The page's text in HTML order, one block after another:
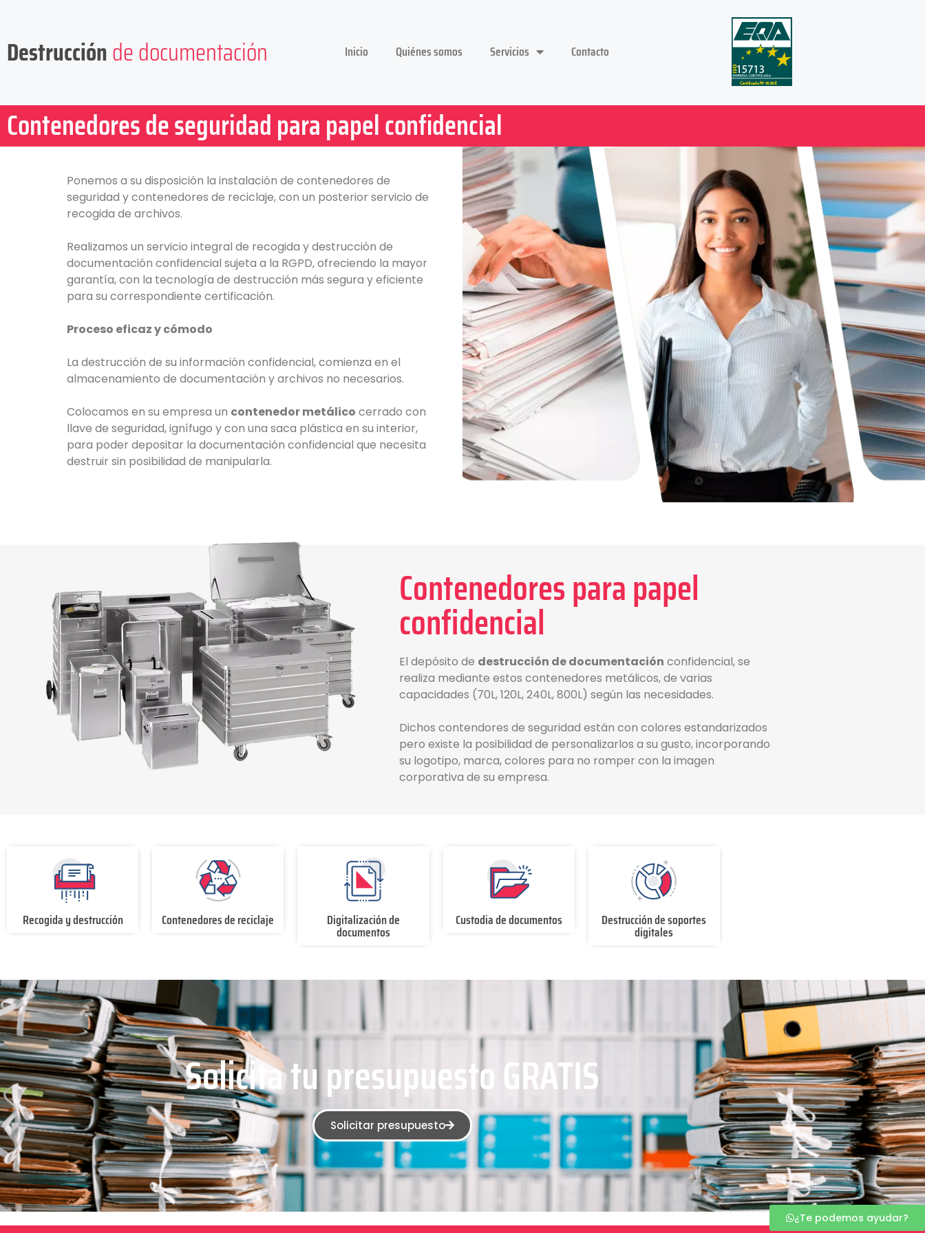
Destrucciónde documentación Inicio Quiénes somos Servicios Contacto
Contenedores de seguridad para papel confidencial
Ponemos a su disposición la instalación de contenedores de
seguridad y contenedores de reciclaje, con un posterior servicio de
recogida de archivos.
Realizamos un servicio integral de recogida y destrucción de
documentación confidencial sujeta a la RGPD, ofreciendo la mayor
garantía, con la tecnología de destrucción más segura y eficiente
para su correspondiente certificación.
Proceso eficaz y cómodo
La destrucción de su información confidencial, comienza en el
almacenamiento de documentación y archivos no necesarios.
Colocamos en su empresa un contenedor metálico cerrado con
llave de seguridad, ignífugo y con una saca plástica en su interior,
para poder depositar la documentación confidencial que necesita
destruir sin posibilidad de manipularla.
Contenedores para papel
confidencial
El depósito de destrucción de documentación confidencial, se
realiza mediante estos contenedores metálicos, de varias
capacidades (70L, 120L, 240L, 800L) según las necesidades.
Dichos contendores de seguridad están con colores estandarizados
pero existe la posibilidad de personalizarlos a su gusto, incorporando
su logotipo, marca, colores para no romper con la imagen
corporativa de su empresa.
Recogida y destrucción Contenedores de reciclaje Digitalización de
documentos
Custodia de documentos Destrucción de soportes
digitales
Solicita tu presupuesto GRATIS
Solicitar presupuesto
¿Te podemos ayudar?